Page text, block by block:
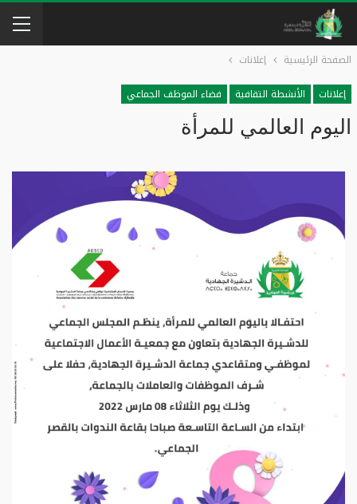
الصفحة الرئيسية
إعلانات
إعلانات
الأنشطة التقافية فضاء الموظف الجماعي
اليوم العالمي للمرأة